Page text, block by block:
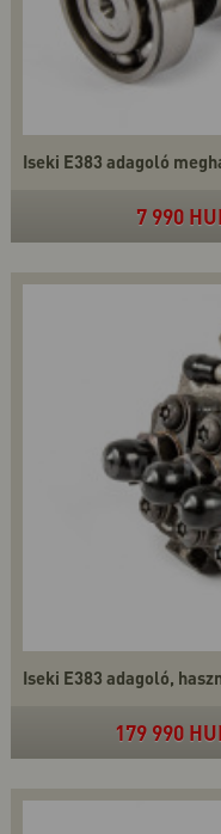
Iseki E383 adagoló
7 990
Iseki E383 adagoló,
179 990